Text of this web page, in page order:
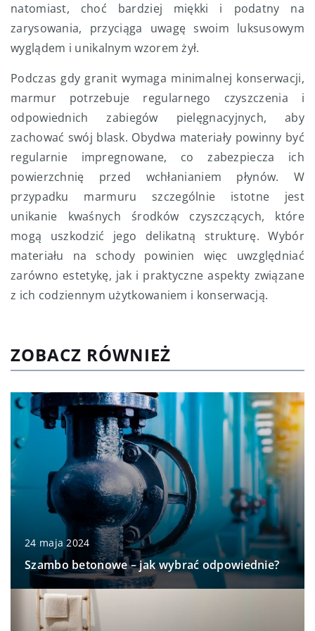
natomiast, choć bardziej miękki i podatny na
zarysowania, przyciąga uwagę swoim luksusowym
wyglądem i unikalnym wzorem żył.
Podczas gdy granit wymaga minimalnej konserwacji,
marmur potrzebuje regularnego czyszczenia i
odpowiednich zabiegów pielęgnacyjnych, aby
zachować swój blask. Obydwa materiały powinny być
regularnie impregnowane, co zabezpiecza ich
powierzchnię przed wchłanianiem płynów. W
przypadku marmuru szczególnie istotne jest
unikanie kwaśnych środków czyszczących, które
mogą uszkodzić jego delikatną strukturę. Wybór
materiału na schody powinien więc uwzględniać
zarówno estetykę, jak i praktyczne aspekty związane
z ich codziennym użytkowaniem i konserwacją.
ZOBACZ RÓWNIEŻ
24 maja 2024
Szambo betonowe – jak wybrać odpowiednie?